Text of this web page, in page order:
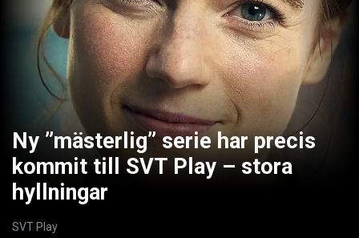
Ny ”mästerlig” serie har precis
kommit till SVT Play – stora
hyllningar
SVT Play